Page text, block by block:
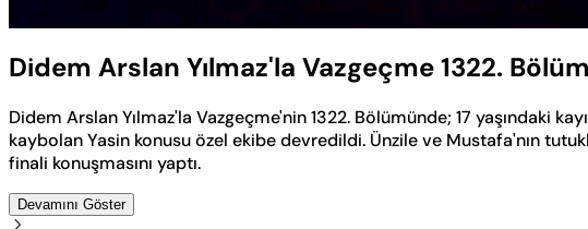
Didem Arslan Yılmaz'la Vazgeçme 1322. Bölüm
Didem Arslan Yılmaz'la Vazgeçme'nin 1322. Bölümünde; 17 yaşındaki
kaybolan Yasin konusu özel ekibe devredildi. Ünzile ve Mustafa'nın
finali konuşmasını yaptı.
Devamını Göster